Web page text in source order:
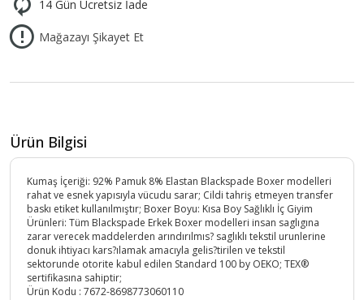
14 Gün Ücretsiz İade
Mağazayı Şikayet Et
Ürün Bilgisi
Kumaş İçeriği: 92% Pamuk 8% Elastan Blackspade Boxer modelleri
rahat ve esnek yapısıyla vücudu sarar; Cildi tahriş etmeyen transfer
baskı etiket kullanılmıştır; Boxer Boyu: Kısa Boy Sağlıklı İç Giyim
Ürünleri: Tüm Blackspade Erkek Boxer modelleri insan saglıgına
zarar verecek maddelerden arındırılmıs? saglıklı tekstil urunlerine
donuk ihtiyacı kars?ılamak amacıyla gelis?tirilen ve tekstil
sektorunde otorite kabul edilen Standard 100 by OEKO; TEX®
sertifikasına sahiptir;
Ürün Kodu : 7672-8698773060110